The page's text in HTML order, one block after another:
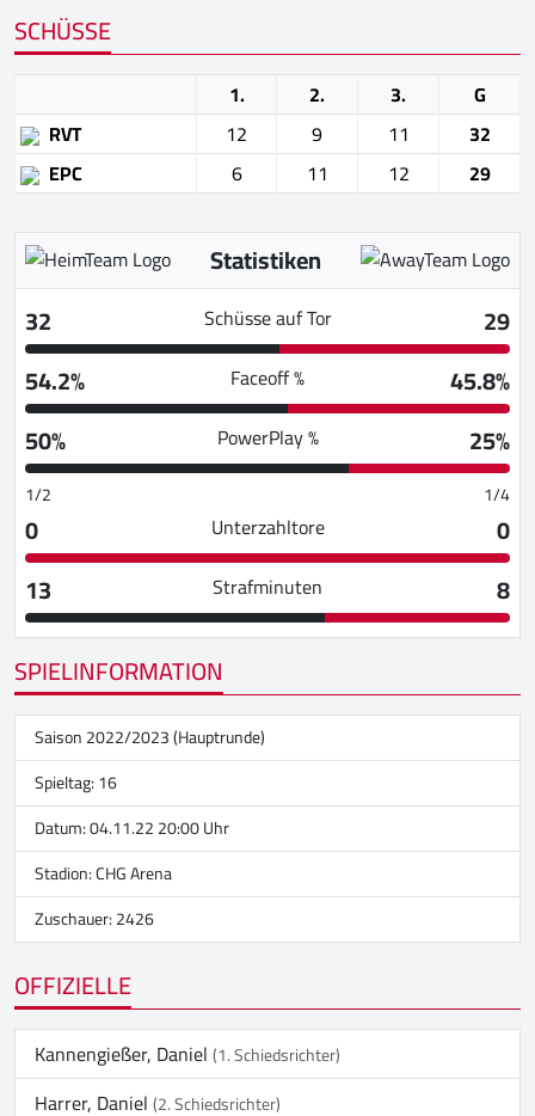
SCHÜSSE
1. 2. 3.
G
RVT
12 9 11
32
EPC
6 11 12 29
Statistiken
32
Schüsse auf Tor
29
54.2%
Faceoff %
45.8%
50%
PowerPlay % 25%
1/2 1/4
0 Unterzahltore
0
13
Strafminuten
8
SPIELINFORMATION
Saison 2022/2023 (Hauptrunde)
Spieltag: 16
Datum: 04.11.22 20:00 Uhr
Stadion:CHG Arena
Zuschauer: 2426
OFFIZIELLE
Kannengießer, Daniel(1. Schiedsrichter)
Harrer, Daniel(2. Schiedsrichter)